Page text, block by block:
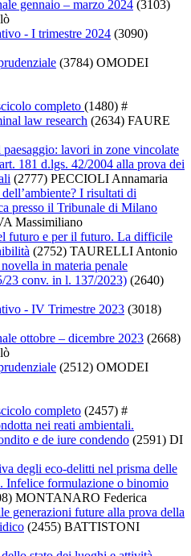
gennaio – marzo 2024 (3103)
- I trimestre 2024 (3090)
(3784) OMODEI
completo (1480) #
law research (2634) FAURE
paesaggio: lavori in zone vincolate
181 d.lgs. 42/2004 alla prova dei
(2777) PECCIOLI Annamaria
I risultati di
presso il Tribunale di Milano
Massimiliano
futuro e per il futuro. La difficile
(2752) TAURELLI Antonio
in materia penale
23 conv. in l. 137/2023) (2640)
- IV Trimestre 2023 (3018)
ottobre – dicembre 2023 (2668)
(2512) OMODEI
completo (2457) #
nei reati ambientali.
e de iure condendo (2591) DI
degli eco-delitti nel prisma delle
Infelice formulazione o binomio
MONTANARO Federica
generazioni future alla prova della
(2455) BATTISTONI